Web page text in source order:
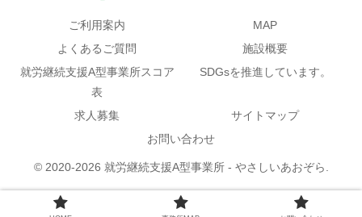
ご利用案内
MAP
よくあるご質問
施設概要
就労継続支援A型事業所スコア
表
SDGsを推進しています。
求人募集
サイトマップ
お問い合わせ
© 2020-2026 就労継続支援A型事業所 - やさしいあおぞら.